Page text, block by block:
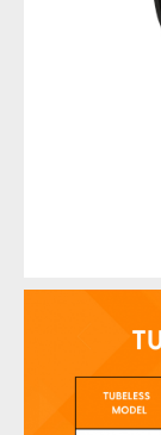
Fusion Modular
Fusion Modular